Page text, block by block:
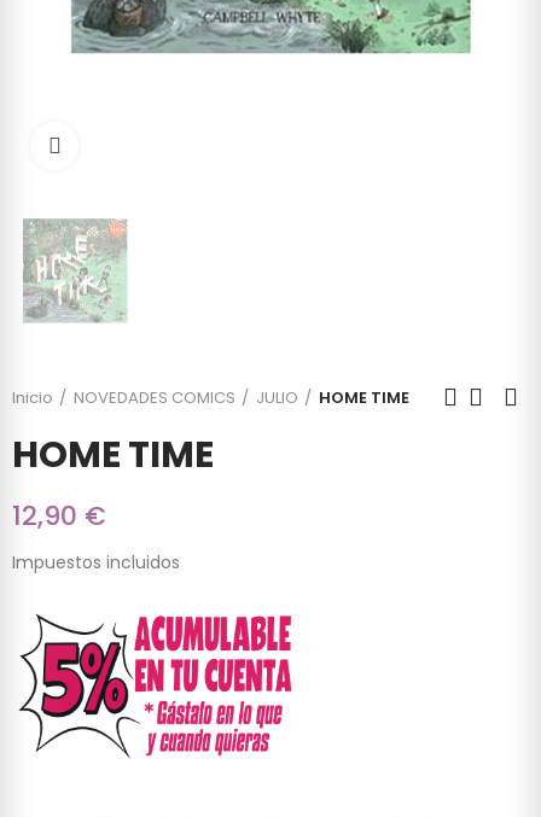
Inicio NOVEDADES COMICS JULIO HOME TIME
HOME TIME
12,90 €
Impuestos incluidos